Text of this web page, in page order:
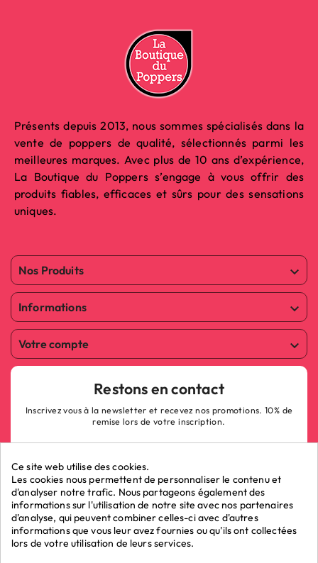
Présents depuis 2013, nous sommes spécialisés dans la
vente de poppers de qualité, sélectionnés parmi les
meilleures marques. Avec plus de 10 ans d’expérience,
La Boutique du Poppers s’engage à vous offrir des
produits fiables, efficaces et sûrs pour des sensations
uniques.
Nos Produits 
Informations 
Votre compte 
Restons en contact
Inscrivez vous à la newsletter et recevez nos promotions. 10% de
remise lors de votre inscription.
ok
Ce site web utilise des cookies.
Les cookies nous permettent de personnaliser le contenu et
d'analyser notre trafic. Nous partageons également des
informations sur l'utilisation de notre site avec nos partenaires
d'analyse, qui peuvent combiner celles-ci avec d'autres
informations que vous leur avez fournies ou qu'ils ont collectées
lors de votre utilisation de leurs services.